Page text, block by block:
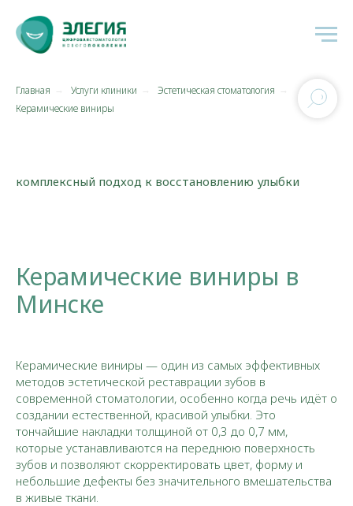
Главная → Услуги клиники → Эстетическая стоматология →
Керамические виниры
комплексный подход к восстановлению улыбки
Керамические виниры в
Минске
Керамические виниры — один из самых эффективных
методов эстетической реставрации зубов в
современной стоматологии, особенно когда речь идёт о
создании естественной, красивой улыбки. Это
тончайшие накладки толщиной от 0,3 до 0,7 мм,
которые устанавливаются на переднюю поверхность
зубов и позволяют скорректировать цвет, форму и
небольшие дефекты без значительного вмешательства
в живые ткани.